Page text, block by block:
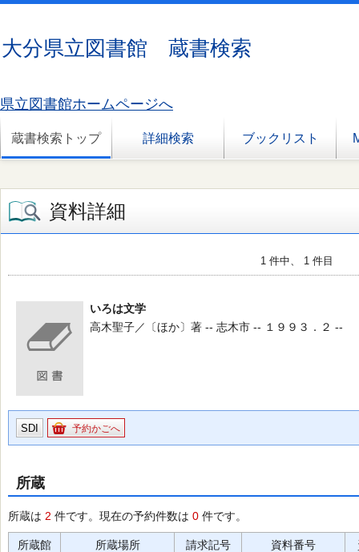
大分県立図書館 蔵書検索
県立図書館ホームページへ
蔵書検索トップ 詳細検索 ブックリスト
資料詳細
1 件中、 1 件目
いろは文学
高木聖子／〔ほか〕著 -- 志木市 -- １９９３．２ --
SDI 予約かごへ
所蔵
所蔵は 2 件です。現在の予約件数は 0 件です。
所蔵館 所蔵場所 請求記号 資料番号